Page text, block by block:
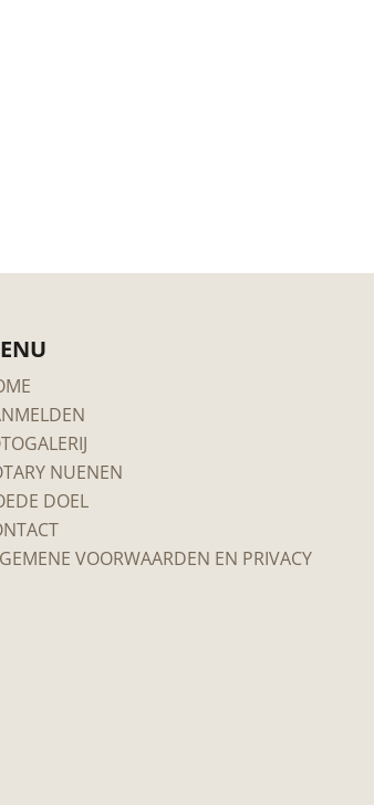
NUENEN
DOEL
VOORWAARDEN EN PRIVACY